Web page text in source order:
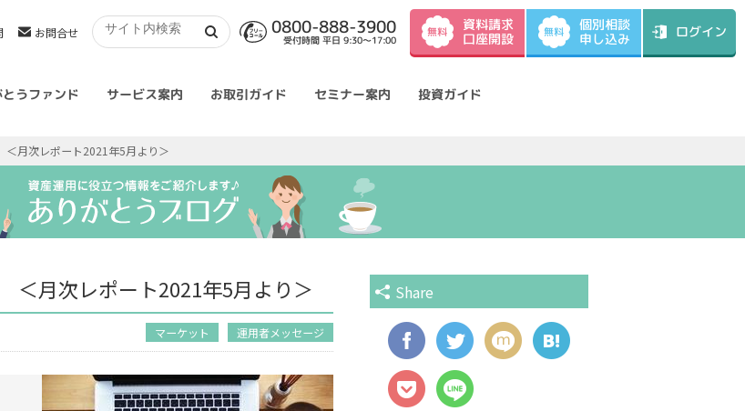
お問合せ 0800-888-3900
受付時間 平日 9:30～17:00
無料 資料請求
口座開設 無料 個別相談
申し込み ログイン
うファンド サービス案内 お取引ガイド セミナー案内 投資ガイド
月次レポート2021年5月より＞
月次レポート2021年5月より＞
マーケット 運用者メッセージ
Share